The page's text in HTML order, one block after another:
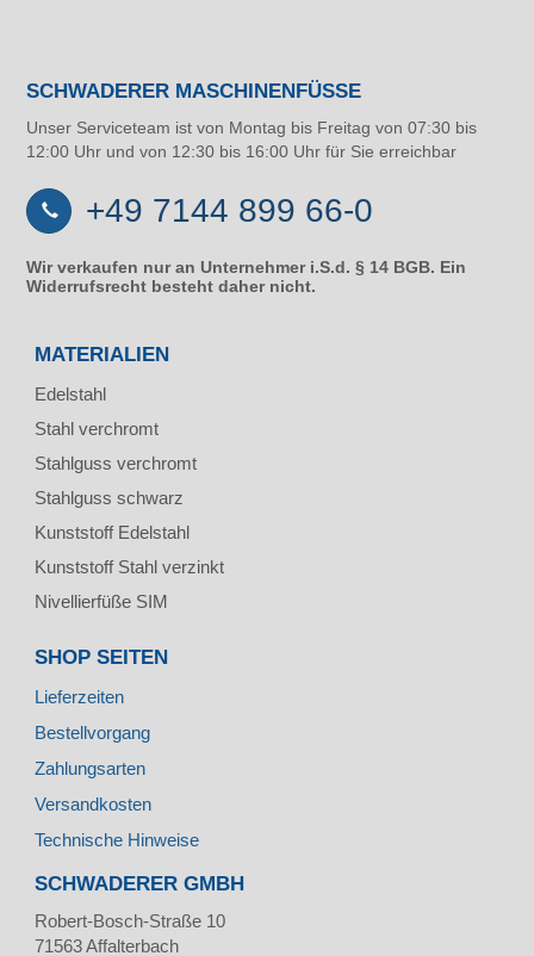
SCHWADERER MASCHINENFÜSSE
Unser Serviceteam ist von Montag bis Freitag von 07:30 bis
12:00 Uhr und von 12:30 bis 16:00 Uhr für Sie erreichbar
+49 7144 899 66-0
Wir verkaufen nur an Unternehmer i.S.d. § 14 BGB. Ein
Widerrufsrecht besteht daher nicht.
MATERIALIEN
Edelstahl
Stahl verchromt
Stahlguss verchromt
Stahlguss schwarz
Kunststoff Edelstahl
Kunststoff Stahl verzinkt
Nivellierfüße SIM
SHOP SEITEN
Lieferzeiten
Bestellvorgang
Zahlungsarten
Versandkosten
Technische Hinweise
SCHWADERER GMBH
Robert-Bosch-Straße 10
71563Affalterbach